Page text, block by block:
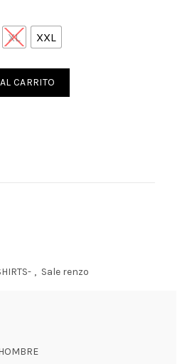
XL XXL
MODA HOMBRE cantidad
CARRITO
, Sale renzo